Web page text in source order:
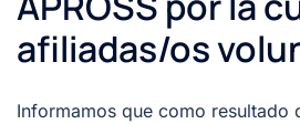
afiliadas/os
Informamos que como resultado